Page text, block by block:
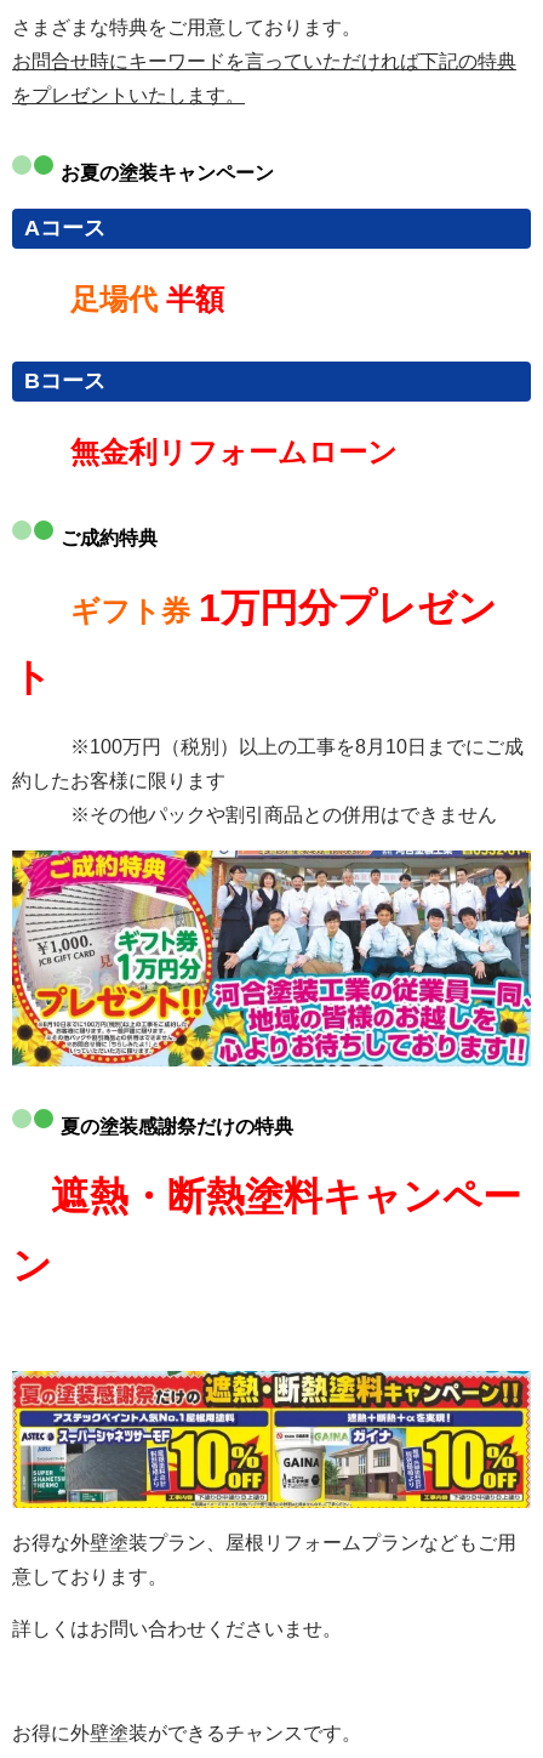
さまざまな特典をご用意しております。
お問合せ時にキーワードを言っていただければ下記の特典
をプレゼントいたします。
お夏の塗装キャンペーン
Aコース
足場代 半額
Bコース
無金利リフォームローン
ご成約特典
ギフト券 1万円分プレゼン
ト
※100万円（税別）以上の工事を8月10日までにご成
約したお客様に限ります
※その他パックや割引商品との併用はできません
夏の塗装感謝祭だけの特典
遮熱・断熱塗料キャンペー
ン
お得な外壁塗装プラン、屋根リフォームプランなどもご用
意しております。
詳しくはお問い合わせくださいませ。
お得に外壁塗装ができるチャンスです。